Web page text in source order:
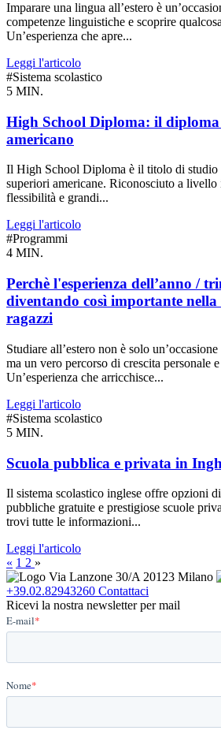
Imparare una lingua all’estero è
competenze linguistiche e scoprire
Un’esperienza che apre...
Leggi l'articolo
#Sistema scolastico
5 MIN.
High School Diploma: il
americano
Il High School Diploma è il titolo di studio
superiori americane. Riconosciuto a
flessibilità e grandi...
Leggi l'articolo
#Programmi
4 MIN.
Perchè l'esperienza dell’anno /
diventando così importante nella
ragazzi
Studiare all’estero non è solo
ma un vero percorso di crescita personale
Un’esperienza che arricchisce...
Leggi l'articolo
#Sistema scolastico
5 MIN.
Scuola pubblica e privata in
Il sistema scolastico inglese offre opzioni
pubbliche gratuite e prestigiose scuole
trovi tutte le informazioni...
Leggi l'articolo
« 1 2 »
Via Lanzone 30/A 20123 Milano
+39.02.82943260 Contattaci
Ricevi la nostra newsletter per mail